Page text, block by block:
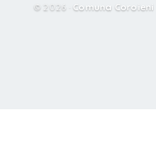
© 2026 · Comuna Coroieni